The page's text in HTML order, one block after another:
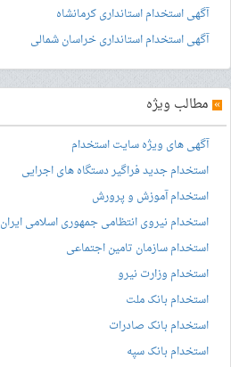
آگهی استخدام استانداری کرمانشاه
آگهی استخدام استانداری خراسان شمالی
» مطالب ویژه
آگهی های ویژه سایت استخدام
استخدام جدید فراگیر دستگاه های اجرایی
استخدام آموزش و پرورش
استخدام نیروی انتظامی جمهوری اسلامی ایران
استخدام سازمان تامین اجتماعی
استخدام وزارت نیرو
استخدام بانک ملت
استخدام بانک صادرات
استخدام بانک سپه